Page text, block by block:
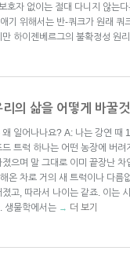
호자 없이는 절대 다니지 않는
기 위해서는 반-쿼크가 원래 쿼
하이젠베르그의 불확정성 원
의 삶을 어떻게 바꿀
일어나나요? A: 나는 강연 때
트럭 하나는 어떤 농장에 버
으며 말 그대로 이미 끝장난
온 차로 거의 새 트럭이나 다름
고, 따라서 나이는 같죠. 이는
생물학에서는 → 더 보기